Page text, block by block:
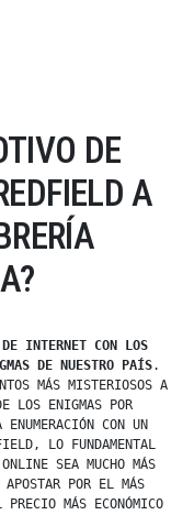
DE
A
INTERNET CON LOS
DE NUESTRO PAÍS.
MÁS MISTERIOSOS A
LOS ENIGMAS POR
CON UN
LO FUNDAMENTAL
ONLINE SEA MUCHO MÁS
POR EL MÁS
MÁS ECONÓMICO